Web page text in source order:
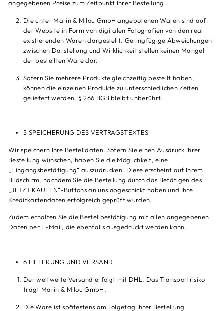
angegebenen Preise zum Zeitpunkt Ihrer Bestellung.
Die unter Marin & Milou GmbH angebotenen Waren sind auf
der Website in Form von digitalen Fotografien von den real
existierenden Waren dargestellt. Geringfügige Abweichungen
zwischen Darstellung und Wirklichkeit stellen keinen Mangel
der bestellten Ware dar.
Sofern Sie mehrere Produkte gleichzeitig bestellt haben,
können die einzelnen Produkte zu unterschiedlichen Zeiten
geliefert werden. § 266 BGB bleibt unberührt.
5 SPEICHERUNG DES VERTRAGSTEXTES
Wir speichern Ihre Bestelldaten. Sofern Sie einen Ausdruck Ihrer
Bestellung wünschen, haben Sie die Möglichkeit, eine
„Eingangsbestätigung“ auszudrucken. Diese erscheint auf Ihrem
Bildschirm, nachdem Sie die Bestellung durch das Betätigen des
„JETZT KAUFEN“-Buttons an uns abgeschickt haben und Ihre
Kreditkartendaten erfolgreich geprüft wurden.
Zudem erhalten Sie die Bestellbestätigung mit allen angegebenen
Daten per E-Mail, die ebenfalls ausgedruckt werden kann.
6 LIEFERUNG UND VERSAND
Der weltweite Versand erfolgt mit DHL. Das Transportrisiko
trägt Marin & Milou GmbH.
Die Ware ist spätestens am Folgetag Ihrer Bestellung